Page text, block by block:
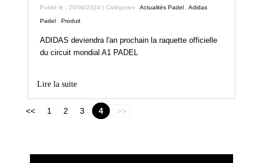
Publié le : 20/09/2024 | Catégories :Actualités Padel ,Adidas
Padel ,Produit
ADIDAS deviendra l'an prochain la raquette officielle
du circuit mondial A1 PADEL
Lire la suite
<< 1 2 3 4 >>